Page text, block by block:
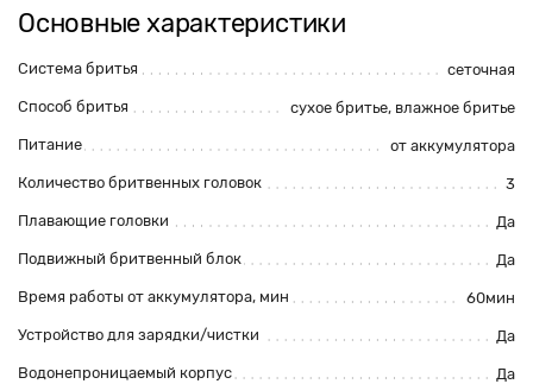
Основные характеристики
Система бритья сеточная
Способ бритья сухое бритье, влажное бритье
Питание от аккумулятора
Количество бритвенных головок 3
Плавающие головки Да
Подвижный бритвенный блок Да
Время работы от аккумулятора, мин 60мин
Устройство для зарядки/чистки Да
Водонепроницаемый корпус Да